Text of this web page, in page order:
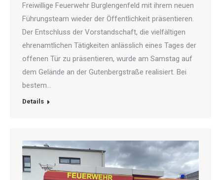
Freiwillige Feuerwehr Burglengenfeld mit ihrem neuen
Führungsteam wieder der Öffentlichkeit präsentieren.
Der Entschluss der Vorstandschaft, die vielfältigen
ehrenamtlichen Tätigkeiten anlässlich eines Tages der
offenen Tür zu präsentieren, wurde am Samstag auf
dem Gelände an der Gutenbergstraße realisiert. Bei
bestem…
Details